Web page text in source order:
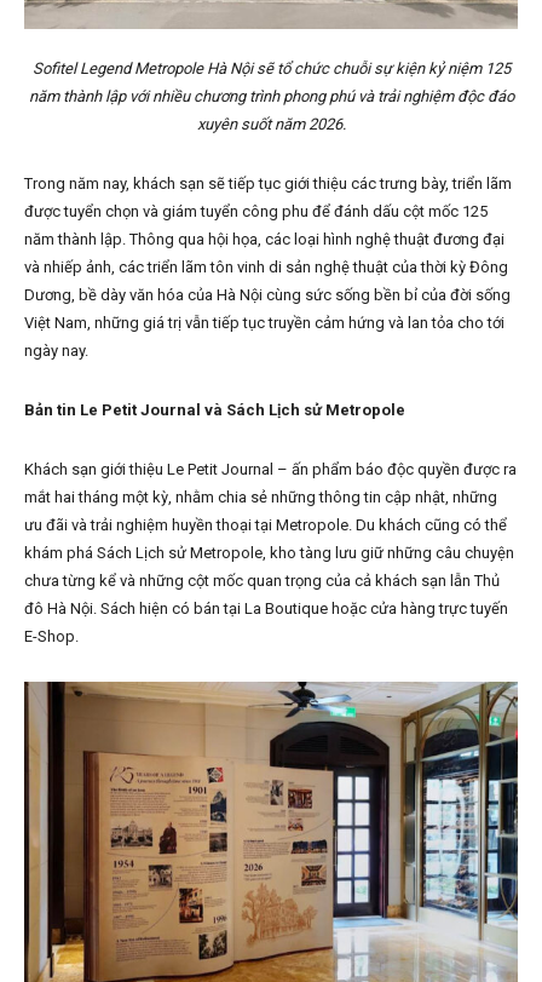
Sofitel Legend Metropole Hà Nội sẽ tổ chức chuỗi sự kiện kỷ niệm 125
năm thành lập với nhiều chương trình phong phú và trải nghiệm độc đáo
xuyên suốt năm 2026.
Trong năm nay, khách sạn sẽ tiếp tục giới thiệu các trưng bày, triển lãm
được tuyển chọn và giám tuyển công phu để đánh dấu cột mốc 125
năm thành lập. Thông qua hội họa, các loại hình nghệ thuật đương đại
và nhiếp ảnh, các triển lãm tôn vinh di sản nghệ thuật của thời kỳ Đông
Dương, bề dày văn hóa của Hà Nội cùng sức sống bền bỉ của đời sống
Việt Nam, những giá trị vẫn tiếp tục truyền cảm hứng và lan tỏa cho tới
ngày nay.
Bản tin Le Petit Journal và Sách Lịch sử Metropole
Khách sạn giới thiệu Le Petit Journal – ấn phẩm báo độc quyền được ra
mắt hai tháng một kỳ, nhằm chia sẻ những thông tin cập nhật, những
ưu đãi và trải nghiệm huyền thoại tại Metropole. Du khách cũng có thể
khám phá Sách Lịch sử Metropole, kho tàng lưu giữ những câu chuyện
chưa từng kể và những cột mốc quan trọng của cả khách sạn lẫn Thủ
đô Hà Nội. Sách hiện có bán tại La Boutique hoặc cửa hàng trực tuyến
E-Shop.